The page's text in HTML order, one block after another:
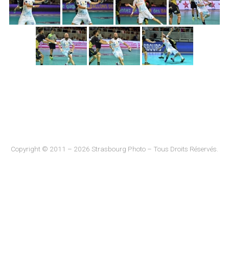
Copyright © 2011 – 2026 Strasbourg Photo – Tous Droits Réservés.